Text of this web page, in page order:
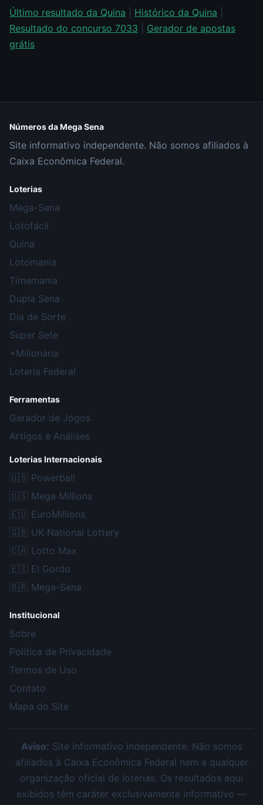
Último resultado da Quina
Histórico da Quina
Resultado do concurso 7033
Gerador de apostas
grátis
Números da Mega Sena
Site informativo independente. Não somos afiliados à
Caixa Econômica Federal.
Loterias
Mega-Sena
Lotofácil
Quina
Lotomania
Timemania
Dupla Sena
Dia de Sorte
Super Sete
+Milionária
Loteria Federal
Ferramentas
Gerador de Jogos
Artigos e Análises
Loterias Internacionais
🇺🇸 Powerball
🇺🇸 Mega Millions
🇪🇺 EuroMillions
🇬🇧 UK National Lottery
🇨🇦 Lotto Max
🇪🇸 El Gordo
🇧🇷 Mega-Sena
Institucional
Sobre
Política de Privacidade
Termos de Uso
Contato
Mapa do Site
Aviso: Site informativo independente. Não somos
afiliados à Caixa Econômica Federal nem a qualquer
organização oficial de loterias. Os resultados aqui
exibidos têm caráter exclusivamente informativo —